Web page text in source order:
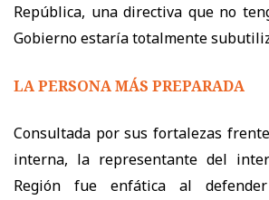
República, una directiva que no
Gobierno estaría totalmente
LA PERSONA MÁS PREPARADA
Consultada por sus fortalezas
interna, la representante del
Región fue enfática al